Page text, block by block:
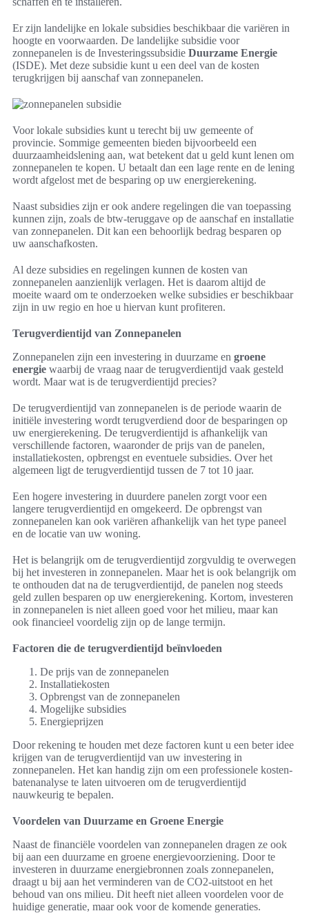
Er zijn landelijke en lokale subsidies beschikbaar die variëren in
hoogte en voorwaarden. De landelijke subsidie voor
zonnepanelen is de Investeringssubsidie Duurzame Energie
(ISDE). Met deze subsidie kunt u een deel van de kosten
terugkrijgen bij aanschaf van zonnepanelen.
Voor lokale subsidies kunt u terecht bij uw gemeente of
provincie. Sommige gemeenten bieden bijvoorbeeld een
duurzaamheidslening aan, wat betekent dat u geld kunt lenen om
zonnepanelen te kopen. U betaalt dan een lage rente en de lening
wordt afgelost met de besparing op uw energierekening.
Naast subsidies zijn er ook andere regelingen die van toepassing
kunnen zijn, zoals de btw-teruggave op de aanschaf en installatie
van zonnepanelen. Dit kan een behoorlijk bedrag besparen op
uw aanschafkosten.
Al deze subsidies en regelingen kunnen de kosten van
zonnepanelen aanzienlijk verlagen. Het is daarom altijd de
moeite waard om te onderzoeken welke subsidies er beschikbaar
zijn in uw regio en hoe u hiervan kunt profiteren.
Terugverdientijd van Zonnepanelen
Zonnepanelen zijn een investering in duurzame en groene
energie waarbij de vraag naar de terugverdientijd vaak gesteld
wordt. Maar wat is de terugverdientijd precies?
De terugverdientijd van zonnepanelen is de periode waarin de
initiële investering wordt terugverdiend door de besparingen op
uw energierekening. De terugverdientijd is afhankelijk van
verschillende factoren, waaronder de prijs van de panelen,
installatiekosten, opbrengst en eventuele subsidies. Over het
algemeen ligt de terugverdientijd tussen de 7 tot 10 jaar.
Een hogere investering in duurdere panelen zorgt voor een
langere terugverdientijd en omgekeerd. De opbrengst van
zonnepanelen kan ook variëren afhankelijk van het type paneel
en de locatie van uw woning.
Het is belangrijk om de terugverdientijd zorgvuldig te overwegen
bij het investeren in zonnepanelen. Maar het is ook belangrijk om
te onthouden dat na de terugverdientijd, de panelen nog steeds
geld zullen besparen op uw energierekening. Kortom, investeren
in zonnepanelen is niet alleen goed voor het milieu, maar kan
ook financieel voordelig zijn op de lange termijn.
Factoren die de terugverdientijd beïnvloeden
De prijs van de zonnepanelen
Installatiekosten
Opbrengst van de zonnepanelen
Mogelijke subsidies
Energieprijzen
Door rekening te houden met deze factoren kunt u een beter idee
krijgen van de terugverdientijd van uw investering in
zonnepanelen. Het kan handig zijn om een professionele kosten-
batenanalyse te laten uitvoeren om de terugverdientijd
nauwkeurig te bepalen.
Voordelen van Duurzame en Groene Energie
Naast de financiële voordelen van zonnepanelen dragen ze ook
bij aan een duurzame en groene energievoorziening. Door te
investeren in duurzame energiebronnen zoals zonnepanelen,
draagt u bij aan het verminderen van de CO2-uitstoot en het
behoud van ons milieu. Dit heeft niet alleen voordelen voor de
huidige generatie, maar ook voor de komende generaties.